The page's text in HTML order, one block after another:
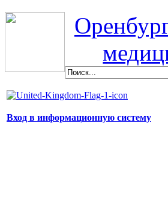
Вход в информационную систему